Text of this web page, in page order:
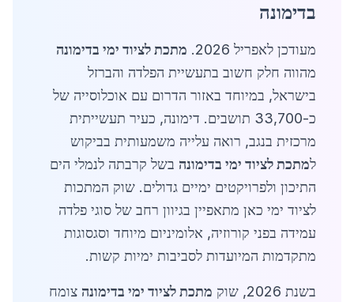
בדימונה
מעודכן לאפריל 2026.
מתכת לציוד ימי בדימונה
מהווה חלק חשוב בתעשיית הפלדה והברזל
בישראל, במיוחד באזור הדרום עם אוכלוסייה של
כ-33,700 תושבים. דימונה, כעיר תעשייתית
מרכזית בנגב, רואה עלייה משמעותית בביקוש
למתכת לציוד ימי בדימונה בשל קרבתה לנמלי הים
התיכון ולפרויקטים ימיים גדולים. שוק המתכות
לציוד ימי כאן מתאפיין בגיוון רחב של סוגי פלדה
עמידה בפני קורוזיה, אלומיניום מיוחד וסגסוגות
מתקדמות המיועדות לסביבות ימיות קשות.
בשנת 2026, שוק מתכת לציוד ימי בדימונה צומח